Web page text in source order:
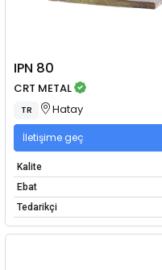
IPN 80
CRT METAL
TR Hatay
İletişime geç
Kalite
Ebat
Tedarikçi